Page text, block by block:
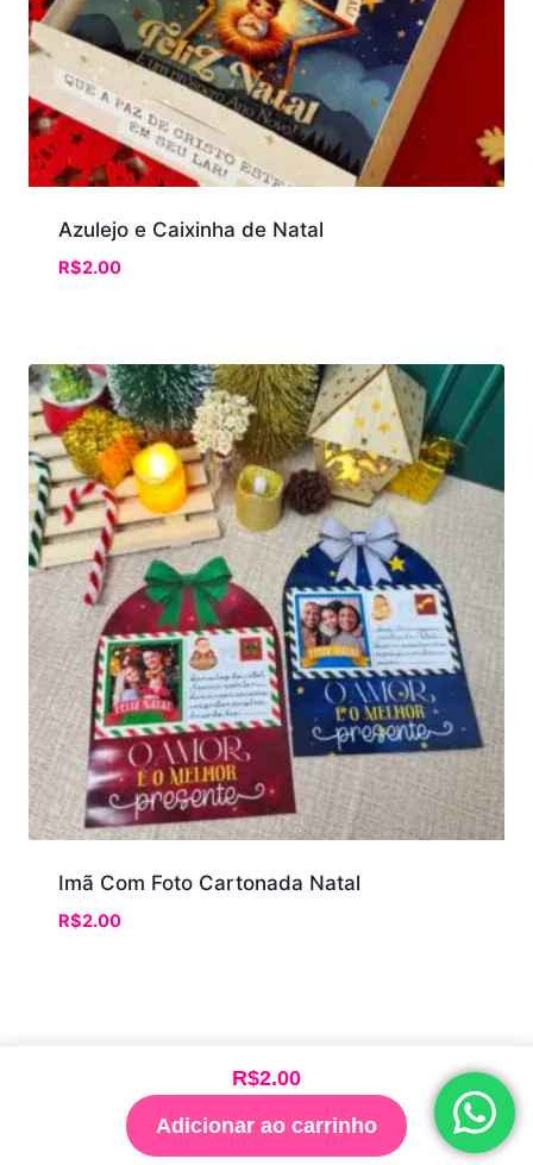
Azulejo e Caixinha de Natal
R$2.00
Imã Com Foto Cartonada Natal
R$2.00
© 2026 Clube de Arquivos Madigui
R$2.00
Adicionar ao carrinho